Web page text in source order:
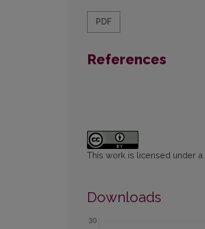
PDF
References
This work is licensed under a
Downloads